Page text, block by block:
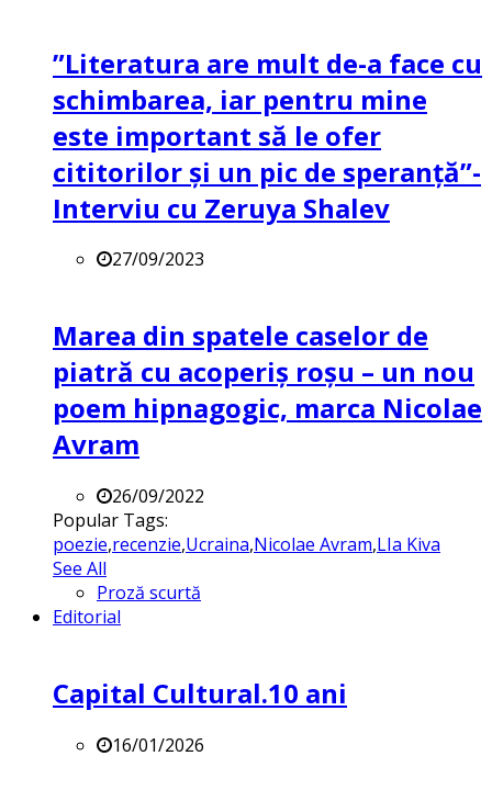
”Literatura are mult de-a face cu
schimbarea, iar pentru mine
este important să le ofer
cititorilor și un pic de speranță”-
Interviu cu Zeruya Shalev
27/09/2023
Marea din spatele caselor de
piatră cu acoperiș roșu – un nou
poem hipnagogic, marca Nicolae
Avram
26/09/2022
Popular Tags:
poezie,recenzie,Ucraina,Nicolae Avram,LIa Kiva
See All
Proză scurtă
Editorial
Capital Cultural.10 ani
16/01/2026